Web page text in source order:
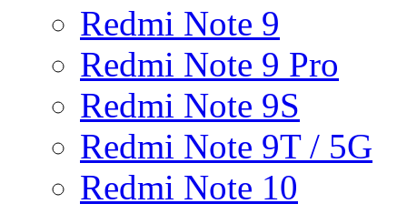
Redmi Note 9
Redmi Note 9 Pro
Redmi Note 9S
Redmi Note 9T / 5G
Redmi Note 10